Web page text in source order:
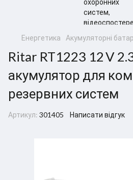
Енергетика Акумуляторні
Ritar RT1223 12 V
акумулятор для
резервних систем
Артикул: 301405 Написати відгук